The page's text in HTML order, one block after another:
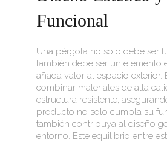
Funcional
Una pérgola no solo debe ser
también debe ser un elemento
añada valor al espacio exterior.
combinar materiales de alta
estructura resistente,
producto no solo cumpla su
también contribuya al diseño
entorno. Este equilibrio entre